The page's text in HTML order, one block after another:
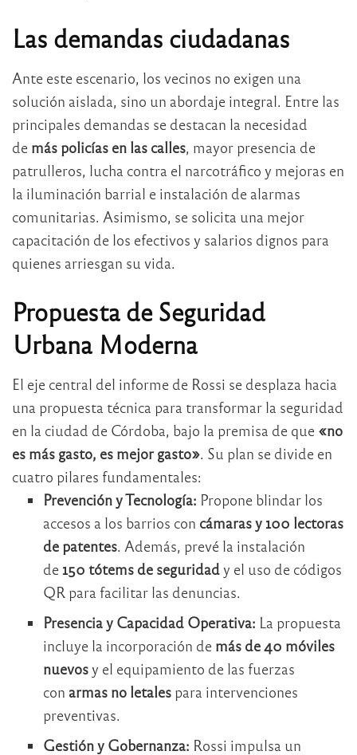
Las demandas ciudadanas
Ante este escenario, los vecinos no exigen una
solución aislada, sino un abordaje integral. Entre las
principales demandas se destacan la necesidad
de más policías en las calles, mayor presencia de
patrulleros, lucha contra el narcotráfico y mejoras en
la iluminación barrial e instalación de alarmas
comunitarias. Asimismo, se solicita una mejor
capacitación de los efectivos y salarios dignos para
quienes arriesgan su vida.
Propuesta de Seguridad
Urbana Moderna
El eje central del informe de Rossi se desplaza hacia
una propuesta técnica para transformar la seguridad
en la ciudad de Córdoba, bajo la premisa de que «no
es más gasto, es mejor gasto». Su plan se divide en
cuatro pilares fundamentales:
Prevención y Tecnología: Propone blindar los
accesos a los barrios con cámaras y 100 lectoras
de patentes. Además, prevé la instalación
de 150 tótems de seguridady el uso de códigos
QR para facilitar las denuncias.
Presencia y Capacidad Operativa: La propuesta
incluye la incorporación de más de 40 móviles
nuevosy el equipamiento de las fuerzas
con armas no letalespara intervenciones
preventivas.
Gestión y Gobernanza: Rossi impulsa un